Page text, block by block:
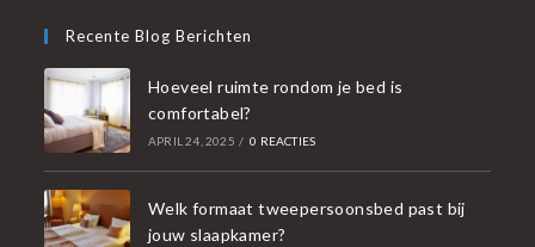
Recente Blog Berichten
Hoeveel ruimte rondom je bed is
comfortabel?
APRIL 24, 2025 / 0 REACTIES
Welk formaat tweepersoonsbed past bij
jouw slaapkamer?